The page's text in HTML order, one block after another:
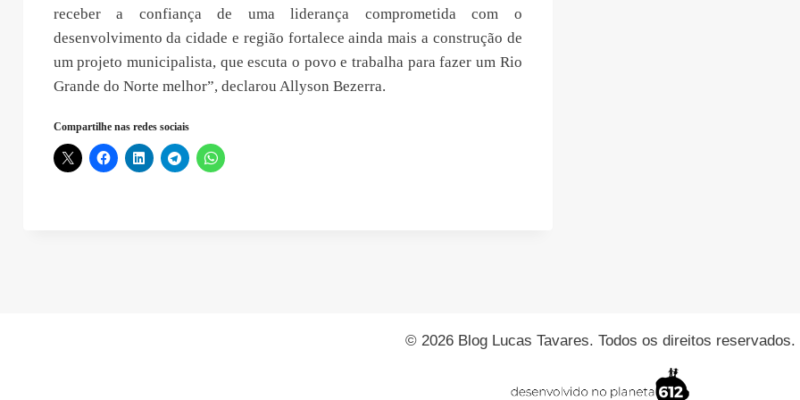
receber a confiança de uma liderança comprometida com o
desenvolvimento da cidade e região fortalece ainda mais a construção de
um projeto municipalista, que escuta o povo e trabalha para fazer um Rio
Grande do Norte melhor”, declarou Allyson Bezerra.
Compartilhe nas redes sociais
© 2026 Blog Lucas Tavares. Todos os direitos reservados.